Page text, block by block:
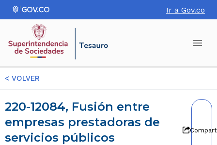
Ir a Gov.co
< VOLVER
220-12084, Fusión entre
empresas prestadoras de
servicios públicos